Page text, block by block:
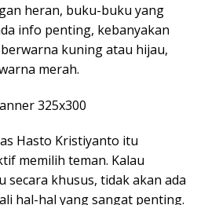
heran, buku-buku yang
info penting, kebanyakan
kuning atau hijau,
merah.
Hasto Kristiyanto itu
memilih teman. Kalau
secara khusus, tidak akan ada
hal-hal yang sangat penting.